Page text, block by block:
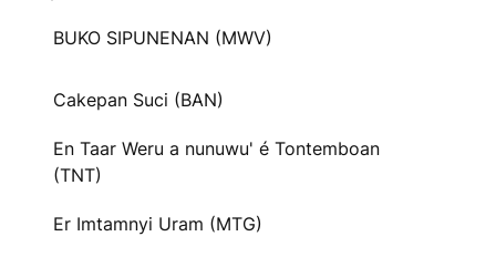
BUKO SIPUNENAN (MWV)
Cakepan Suci (BAN)
En Taar Weru a nunuwu' é Tontemboan
(TNT)
Er Imtamnyi Uram (MTG)